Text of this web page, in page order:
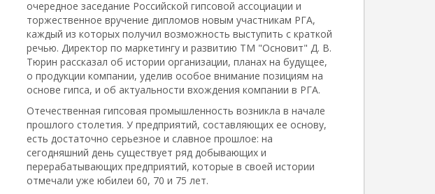
очередное заседание Российской гипсовой ассоциации и
торжественное вручение дипломов новым участникам РГА,
каждый из которых получил возможность выступить с краткой
речью. Директор по маркетингу и развитию ТМ "Основит" Д. В.
Тюрин рассказал об истории организации, планах на будущее,
о продукции компании, уделив особое внимание позициям на
основе гипса, и об актуальности вхождения компании в РГА.
Отечественная гипсовая промышленность возникла в начале
прошлого столетия. У предприятий, составляющих ее основу,
есть достаточно серьезное и славное прошлое: на
сегодняшний день существует ряд добывающих и
перерабатывающих предприятий, которые в своей истории
отмечали уже юбилеи 60, 70 и 75 лет.